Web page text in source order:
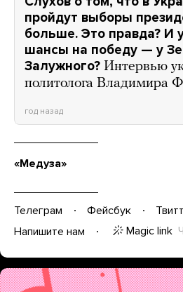
пройдут выборы
больше. Это правда? И
шансы на победу — у
Залужного? Интервью
политолога Владимира
год назад
«Медуза»
Телеграм Фейсбук
Напишите нам
Magic link